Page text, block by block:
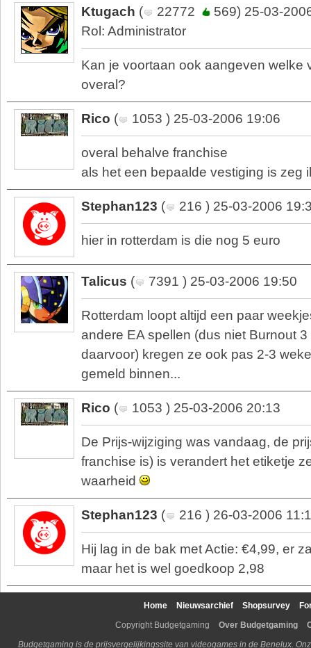
Ktugach ( 22772
569) 25-03-
Rol: Administrator
Kan je voortaan ook aangeven welke
overal?
Rico ( 1053 ) 25-03-2006 19:06
overal behalve franchise
als het een bepaalde vestiging is zeg
Stephan123 ( 216 ) 25-03-2006
hier in rotterdam is die nog 5 euro
Talicus ( 7391 ) 25-03-2006 19:50
Rotterdam loopt altijd een paar
andere EA spellen (dus niet Burnout
daarvoor) kregen ze ook pas 2-3
gemeld binnen...
Rico ( 1053 ) 25-03-2006 20:13
De Prijs-wijziging was vandaag, de
franchise is) is verandert het etiketje
waarheid
Stephan123 ( 216 ) 26-03-2006
Hij lag in de bak met Actie: €4,99, er
maar het is wel goedkoop 2,98
Home Nieuwsarchief Shopsurvey
Copyright Budgetgaming
Over Budgetgaming
Budgetgaming is de prijsvergelijkingssite van videogames in de Benelux.